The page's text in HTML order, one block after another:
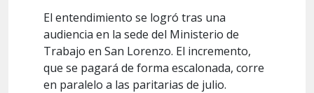
El entendimiento se logró tras una
audiencia en la sede del Ministerio de
Trabajo en San Lorenzo. El incremento,
que se pagará de forma escalonada, corre
en paralelo a las paritarias de julio.